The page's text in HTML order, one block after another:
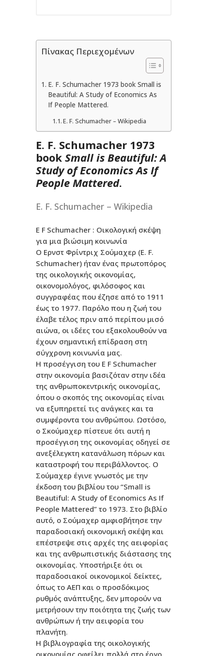
Πίνακας Περιεχομένων
E. F. Schumacher 1973 book Small is
Beautiful: A Study of Economics As
If People Mattered.
E. F. Schumacher – Wikipedia
E. F. Schumacher 1973
book Small is Beautiful: A
Study of Economics As If
People Mattered.
E. F. Schumacher – Wikipedia
E F Schumacher : Οικολογική σκέψη
για μια βιώσιμη κοινωνία
Ο Ερνστ Φρίντριχ Σούμαχερ (E. F.
Schumacher) ήταν ένας πρωτοπόρος
της οικολογικής οικονομίας,
οικονομολόγος, φιλόσοφος και
συγγραφέας που έζησε από το 1911
έως το 1977. Παρόλο που η ζωή του
έλαβε τέλος πριν από περίπου μισό
αιώνα, οι ιδέες του εξακολουθούν να
έχουν σημαντική επίδραση στη
σύγχρονη κοινωνία μας.
Η προσέγγιση του E F Schumacher
στην οικονομία βασιζόταν στην ιδέα
της ανθρωποκεντρικής οικονομίας,
όπου ο σκοπός της οικονομίας είναι
να εξυπηρετεί τις ανάγκες και τα
συμφέροντα του ανθρώπου. Ωστόσο,
ο Σκούμαχερ πίστευε ότι αυτή η
προσέγγιση της οικονομίας οδηγεί σε
ανεξέλεγκτη κατανάλωση πόρων και
καταστροφή του περιβάλλοντος. Ο
Σούμαχερ έγινε γνωστός με την
έκδοση του βιβλίου του “Small is
Beautiful: A Study of Economics As If
People Mattered” το 1973. Στο βιβλίο
αυτό, ο Σούμαχερ αμφισβήτησε την
παραδοσιακή οικονομική σκέψη και
επέστρεψε στις αρχές της αειφορίας
και της ανθρωπιστικής διάστασης της
οικονομίας. Υποστήριξε ότι οι
παραδοσιακοί οικονομικοί δείκτες,
όπως το ΑΕΠ και ο προσδόκιμος
ρυθμός ανάπτυξης, δεν μπορούν να
μετρήσουν την ποιότητα της ζωής των
ανθρώπων ή την αειφορία του
πλανήτη.
Η βιβλιογραφία της οικολογικής
οικονομίας οφείλει πολλά στο έργο